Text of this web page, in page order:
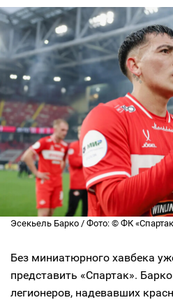
Эсекьель Барко / Фото: © ФК
Без миниатюрного хавбека
представить «Спартак».
легионеров, надевавших